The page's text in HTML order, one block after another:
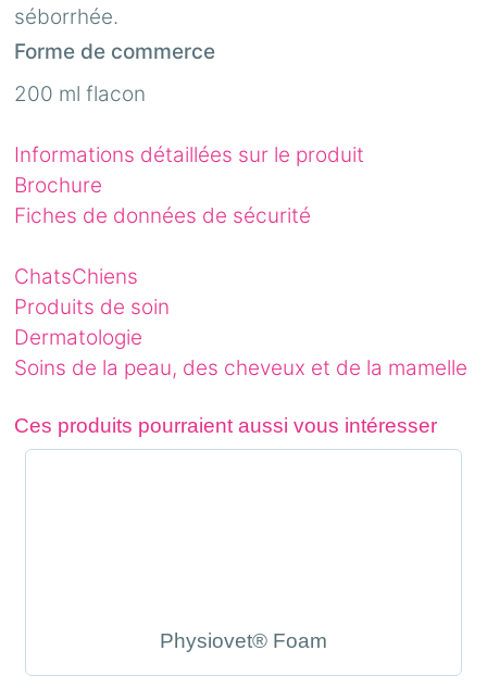
séborrhée.
Forme de commerce
200 ml flacon
Informations détaillées sur le produit
Brochure
Fiches de données de sécurité
ChatsChiens
Produits de soin
Dermatologie
Soins de la peau, des cheveux et de la mamelle
Ces produits pourraient aussi vous intéresser
Physiovet® Foam